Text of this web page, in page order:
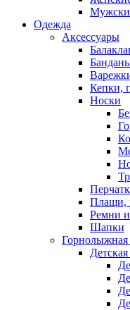
Одежда
Аксессуары
Кепки,
Носки
Плащи,
Ремни
Шапки
Горнолыжная